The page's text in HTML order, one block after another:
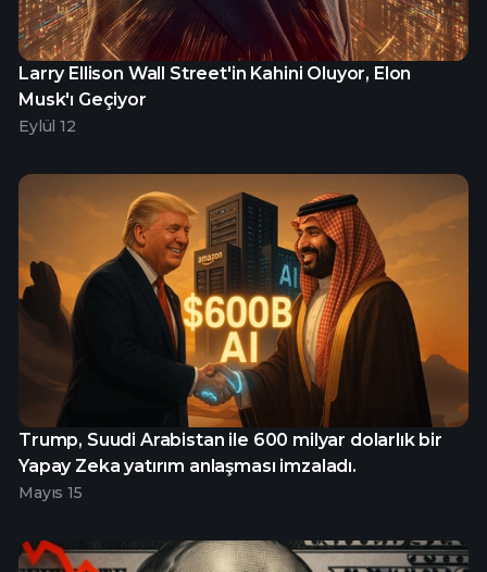
Larry Ellison Wall Street'in Kahini Oluyor, Elon
Musk'ı Geçiyor
Eylül 12
Trump, Suudi Arabistan ile 600 milyar dolarlık bir
Yapay Zeka yatırım anlaşması imzaladı.
Mayıs 15